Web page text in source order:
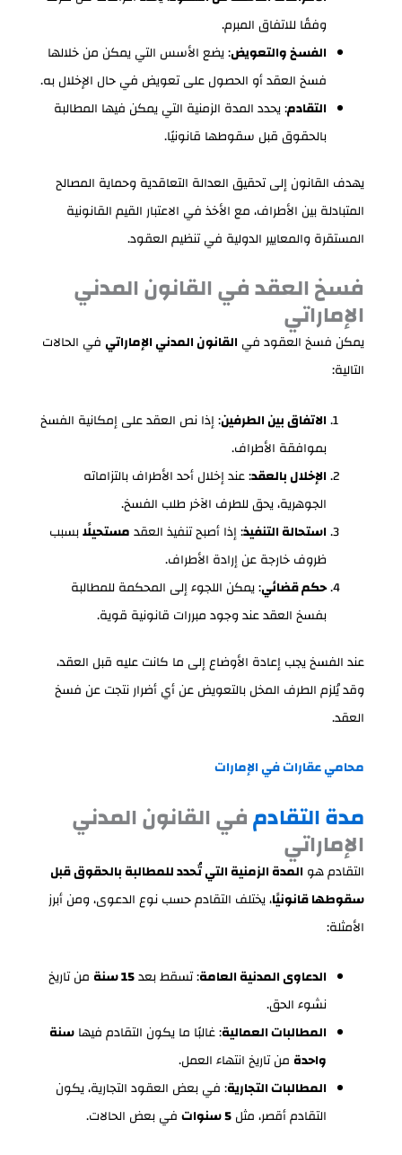
وفقًا للاتفاق المبرم.
الفسخ والتعويض: يضع الأسس التي يمكن من خلالها
فسخ العقد أو الحصول على تعويض في حال الإخلال به.
التقادم: يحدد المدة الزمنية التي يمكن فيها المطالبة
بالحقوق قبل سقوطها قانونيًا.
يهدف القانون إلى تحقيق العدالة التعاقدية وحماية المصالح
المتبادلة بين الأطراف، مع الأخذ في الاعتبار القيم القانونية
المستقرة والمعايير الدولية في تنظيم العقود.
فسخ العقد في القانون المدني
الإماراتي
يمكن فسخ العقود في القانون المدني الإماراتيفي الحالات
التالية:
الاتفاق بين الطرفين: إذا نص العقد على إمكانية الفسخ
بموافقة الأطراف.
الإخلال بالعقد: عند إخلال أحد الأطراف بالتزاماته
الجوهرية، يحق للطرف الآخر طلب الفسخ.
استحالة التنفيذ: إذا أصبح تنفيذ العقدمستحيلًابسبب
ظروف خارجة عن إرادة الأطراف.
حكم قضائي: يمكن اللجوء إلى المحكمة للمطالبة
بفسخ العقد عند وجود مبررات قانونية قوية.
عند الفسخ يجب إعادة الأوضاع إلى ما كانت عليه قبل العقد،
وقد يُلزم الطرف المخل بالتعويض عن أي أضرار نتجت عن فسخ
العقد.
محامي عقارات في الإمارات
مدة التقادمفي القانون المدني
الإماراتي
التقادم هو المدة الزمنية التي تُحدد للمطالبة بالحقوق قبل
سقوطها قانونيًا، يختلف التقادم حسب نوع الدعوى، ومن أبرز
الأمثلة:
الدعاوى المدنية العامة: تسقط بعد15 سنة
من تاريخ
نشوء الحق.
المطالبات العمالية: غالبًا ما يكون التقادم فيهاسنة
واحدة من تاريخ انتهاء العمل.
المطالبات التجارية: في بعض العقود التجارية، يكون
التقادم أقصر، مثل5 سنوات
في بعض الحالات.